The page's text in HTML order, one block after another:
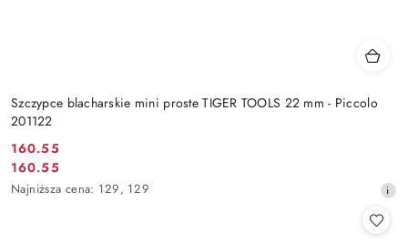
Szczypce blacharskie mini proste TIGER TOOLS 22 mm - Piccolo
201122
Cena
promocyjna:
160.55
Cena
promocyjna:
160.55
Najniższa
Najniższa cena: 129, 129